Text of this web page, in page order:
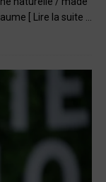
[ Lire la suite …